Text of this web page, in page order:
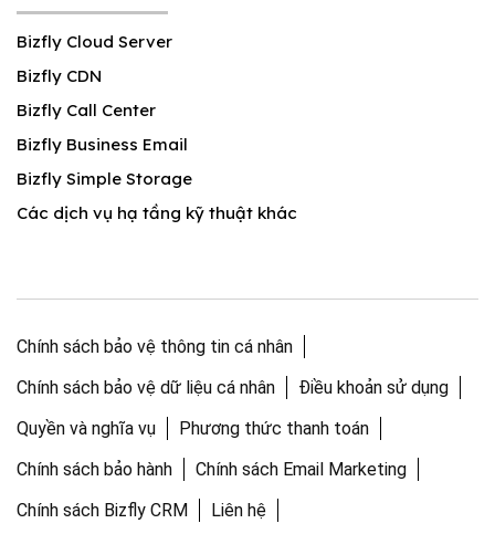
Bizfly Cloud Server
Bizfly CDN
Bizfly Call Center
Bizfly Business Email
Bizfly Simple Storage
Các dịch vụ hạ tầng kỹ thuật khác
Chính sách bảo vệ thông tin cá nhân
Chính sách bảo vệ dữ liệu cá nhân
Điều khoản sử dụng
Quyền và nghĩa vụ
Phương thức thanh toán
Chính sách bảo hành
Chính sách Email Marketing
Chính sách Bizfly CRM
Liên hệ